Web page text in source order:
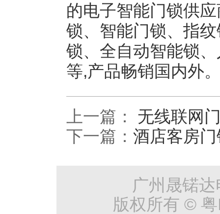
的电子智能门锁供
锁、智能门锁、指
锁、全自动智能锁
等,产品畅销国内外
上一篇： 无线联网
头羊
下一篇： 酒店客房
广州晟锘
版权所有 ©